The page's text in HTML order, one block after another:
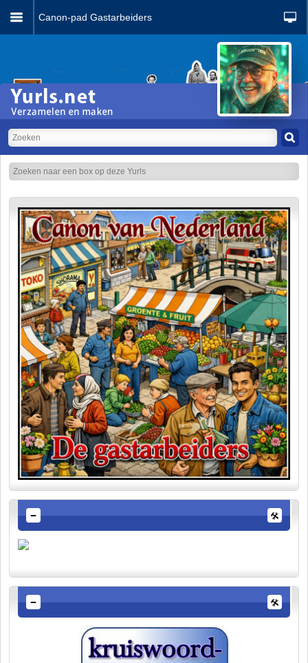
Canon-pad Gastarbeiders